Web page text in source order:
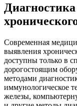
Современная
выявления
доступны только в
дорогостоящим
методами
иммунологическое
железы,